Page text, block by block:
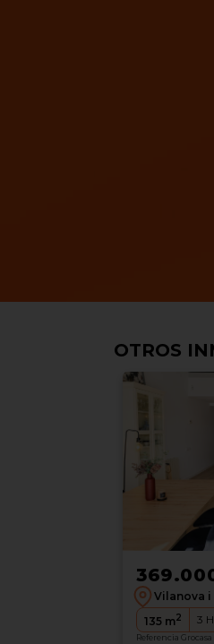
OTROS
Vilanova i
135 m2 3
Referencia Grocasa